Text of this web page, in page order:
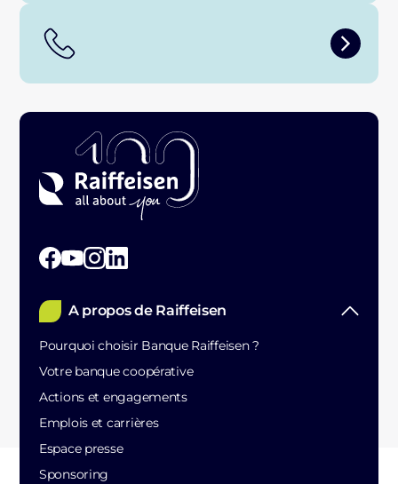
A propos de Raiffeisen
Pourquoi choisir Banque Raiffeisen ?
Votre banque coopérative
Actions et engagements
Emplois et carrières
Espace presse
Sponsoring